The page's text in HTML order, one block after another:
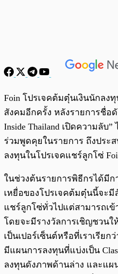
พร้อมเล่น
Foin โปรเจคต้มตุ๋นเงินนักลง
สังคมอีกครั้ง หลังรายการชื่อ
Inside Thailand เปิดความลับ
ร่วมพูดคุยในรายการ ถึงประ
ลงทุนในโปรเจคแชร์ลูกโซ่
ในช่วงต้นรายการพิธีกรได้มีก
เหยื่อของโปรเจคต้มตุ๋นนี้จะ
แชร์ลูกโซ่ทั่วไปแต่สามารถเข้
โดยจะมีรางวัลการเชิญชวนใ
เป็นเปอร์เซ็นต์หรือที่เราเรียก
มีแผนการลงทุนที่แบ่งเป็น
ลงทุนดังภาพด้านล่าง และแผ